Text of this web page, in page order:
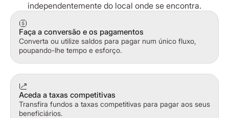
independentemente do local onde se encontra.
Faça a conversão e os pagamentos
Converta ou utilize saldos para pagar num único fluxo,
poupando-lhe tempo e esforço.
Aceda a taxas competitivas
Transfira fundos a taxas competitivas para pagar aos seus
beneficiários.